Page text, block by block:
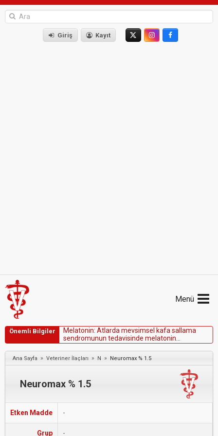
Giriş Kayıt
Menü
Önemli Bilgiler Me atonin: Atarda mevsimse kafa sa ama
sendromunun tedavisinde me atonin
önerilmiştir.
Ana Sayfa » Veteriner İlaçları » N » Neuromax % 1.5
Neuromax % 1.5
Etken Madde -
Grup -